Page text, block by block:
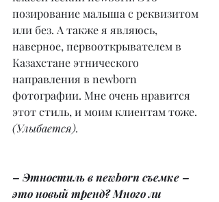
позирование малыша с реквизитом
или без. А также я являюсь,
наверное, первооткрывателем в
Казахстане этнического
направления в newborn
фотографии. Мне очень нравится
этот стиль, и моим клиентам тоже.
(Улыбается).
– Этностиль в newborn съемке –
это новый тренд? Много ли